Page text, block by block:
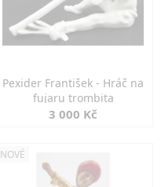
Pexider František - Hráč na
fujaru trombita
3 000 Kč
NOVÉ